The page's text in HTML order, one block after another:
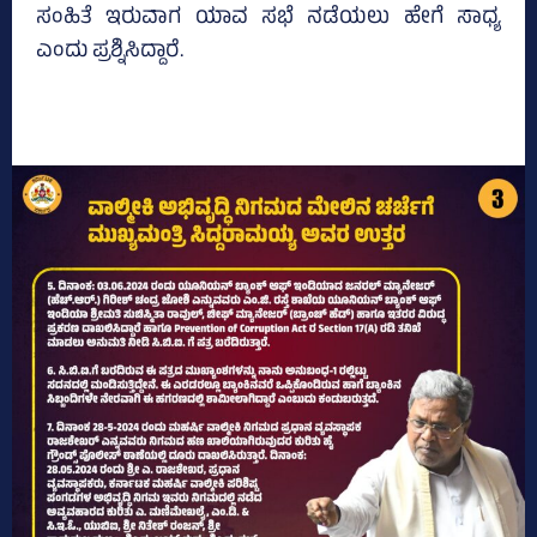
ಸಂಹಿತೆ ಇರುವಾಗ ಯಾವ ಸಭೆ ನಡೆಯಲು ಹೇಗೆ ಸಾಧ್ಯ
ಎಂದು ಪ್ರಶ್ನಿಸಿದ್ದಾರೆ.